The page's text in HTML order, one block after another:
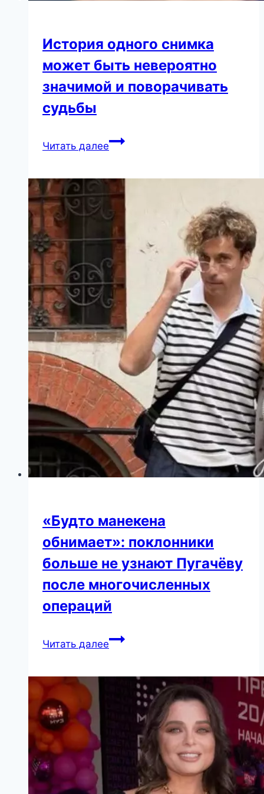
История одного снимка
может быть невероятно
значимой и поворачивать
судьбы
Читать далееИстория
может
невероятно
значимой
поворачивать
судьбы
«Будто манекена
обнимает»: поклонники
больше не узнают Пугачёву
после многочисленных
операций
Читать далее«Будто
поклонники
больше
узнают
Пугачёву
многочисленных